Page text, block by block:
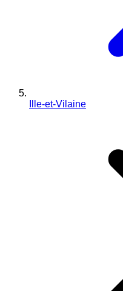
Ille-et-Vilaine